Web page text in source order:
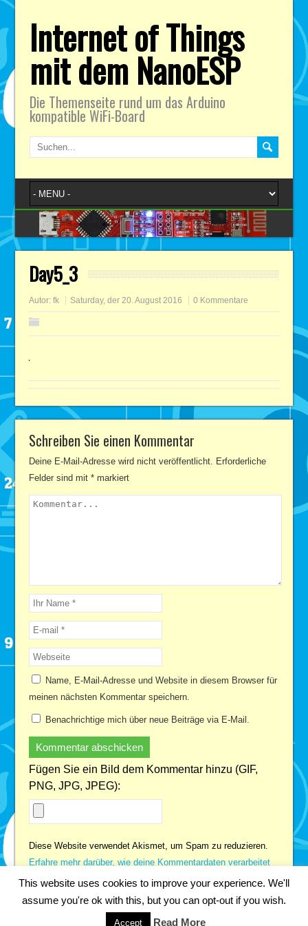
Internet of Things
mit dem NanoESP
Die Themenseite rund um das Arduino
kompatible WiFi-Board
Day5_3
Autor:fk Saturday, der 20. August 2016 0 Kommentare
Schreiben Sie einen Kommentar
Deine E-Mail-Adresse wird nicht veröffentlicht. Erforderliche
Felder sind mit* markiert
Name, E-Mail-Adresse und Website in diesem Browser für
meinen nächsten Kommentar speichern.
Benachrichtige mich über neue Beiträge via E-Mail.
Fügen Sie ein Bild dem Kommentar hinzu (GIF,
PNG, JPG, JPEG):
Diese Website verwendet Akismet, um Spam zu reduzieren.
Erfahre mehr darüber, wie deine Kommentardaten verarbeitet
werden
Copyright 2018 Fabian Kainka | All Rights Reserved.
This website uses cookies to improve your experience. We'll
assume you're ok with this, but you can opt-out if you wish.
Accept Read More